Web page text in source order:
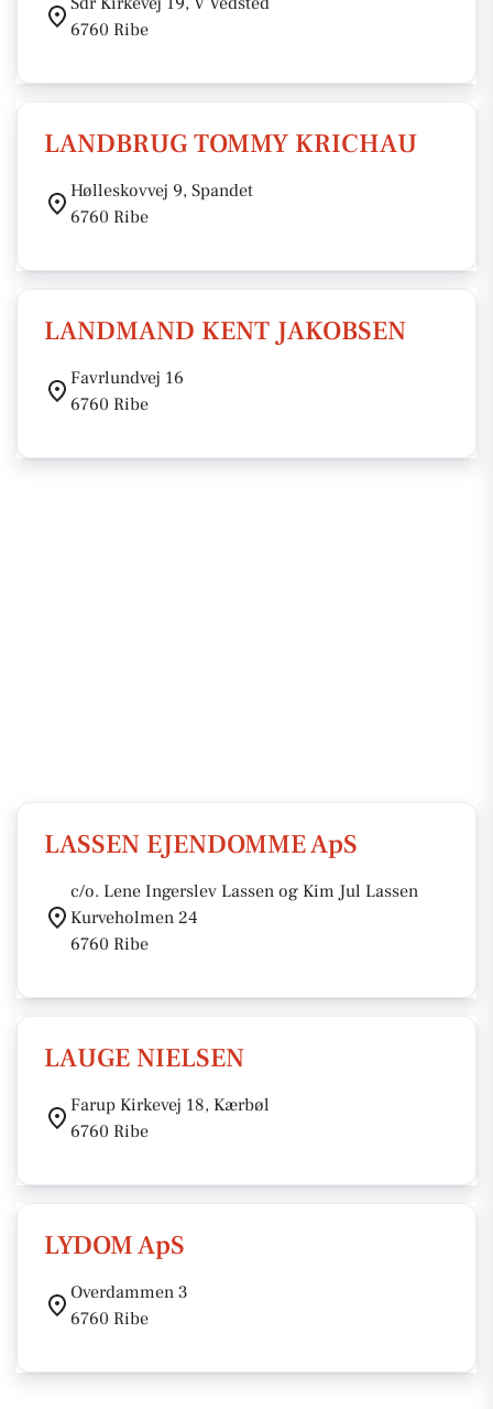
6760 Ribe
LANDBRUG TOMMY KRICHAU
Hølleskovvej 9, Spandet
6760 Ribe
LANDMAND KENT JAKOBSEN
Favrlundvej 16
6760 Ribe
LASSEN EJENDOMME ApS
c/o. Lene Ingerslev Lassen og Kim Jul Lassen
Kurveholmen 24
6760 Ribe
LAUGE NIELSEN
Farup Kirkevej 18, Kærbøl
6760 Ribe
LYDOM ApS
Overdammen 3
6760 Ribe